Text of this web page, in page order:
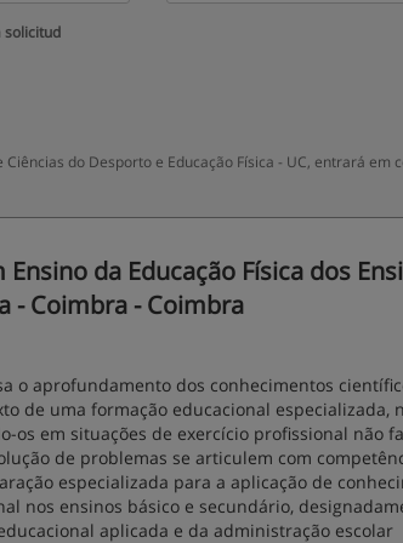
solicitud
Ciências do Desporto e Educação Física - UC, entrará em
da Educação Física dos
- Coimbra - Coimbra
o aprofundamento dos conhecimentos
de uma formação educacional especializada,
os em situações de exercício profissional não
de problemas se articulem com
especializada para a aplicação de
nos ensinos básico e secundário,
aplicada e da administração escolar